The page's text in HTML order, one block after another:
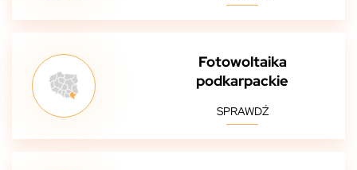
Fotowoltaika
podkarpackie
SPRAWDŹ